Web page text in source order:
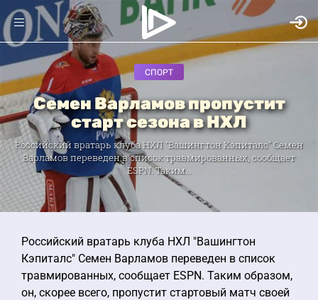
СПОРТ
Семен Варламов пропустит
старт сезона в НХЛ
Российский вратарь клуба НХЛ "Вашингтон Кэпиталс" Семен
Варламов переведен в список травмированных, сообщает
ESPN. Таким...
Российский вратарь клуба НХЛ "Вашингтон
Кэпиталс" Семен Варламов переведен в список
травмированных, сообщает ESPN. Таким образом,
он, скорее всего, пропустит стартовый матч своей